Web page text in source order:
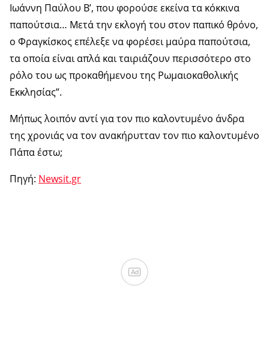
Ιωάννη Παύλου Β’, που φορούσε εκείνα τα κόκκινα
παπούτσια… Μετά την εκλογή του στον παπικό θρόνο,
ο Φραγκίσκος επέλεξε να φορέσει μαύρα παπούτσια,
τα οποία είναι απλά και ταιριάζουν περισσότερο στο
ρόλο του ως προκαθήμενου της Ρωμαιοκαθολικής
Εκκλησίας”.
Μήπως λοιπόν αντί για τον πιο καλοντυμένο άνδρα
της χρονιάς να τον ανακήρυτταν τον πιο καλοντυμένο
Πάπα έστω;
Πηγή: Newsit.gr
Ad